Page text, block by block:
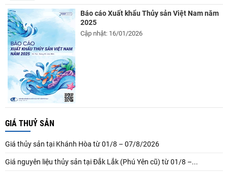
Báo cáo Xuất khẩu Thủy sản Việt Nam năm
2025
Cập nhật: 16/01/2026
GIÁ THUỶ SẢN
Giá thủy sản tại Khánh Hòa từ 01/8 – 07/8/2026
Giá nguyên liệu thủy sản tại Đắk Lắk (Phú Yên cũ) từ 01/8 –...